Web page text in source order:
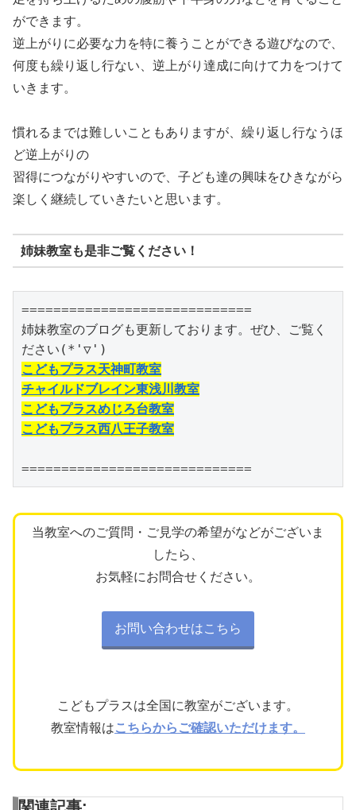
ができます。
逆上がりに必要な力を特に養うことができる遊びなので、
何度も繰り返し行ない、逆上がり達成に向けて力をつけて
いきます。
慣れるまでは難しいこともありますが、繰り返し行なうほ
ど逆上がりの
習得につながりやすいので、子ども達の興味をひきながら
楽しく継続していきたいと思います。
姉妹教室も是非ご覧ください！
=============================
姉妹教室のブログも更新しております。ぜひ、ご覧く
こどもプラス天神町教室
チャイルドブレイン東浅川教室
こどもプラスめじろ台教室
こどもプラス西八王子教室
=============================
当教室へのご質問・ご見学の希望がなどがございま
したら、
お気軽にお問合せください。
お問い合わせはこちら
こどもプラスは全国に教室がございます。
教室情報はこちらからご確認いただけます。
関連記事: